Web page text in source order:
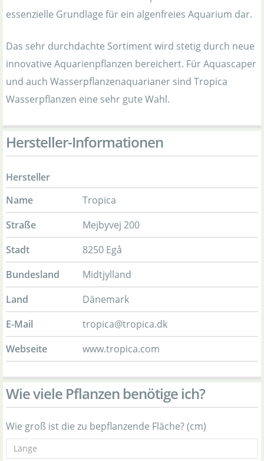
essenzielle Grundlage für ein algenfreies Aquarium dar.
Das sehr durchdachte Sortiment wird stetig durch neue
innovative Aquarienpflanzen bereichert. Für Aquascaper
und auch Wasserpflanzenaquarianer sind Tropica
Wasserpflanzen eine sehr gute Wahl.
Hersteller-Informationen
Hersteller
Name
Tropica
Straße
Mejbyvej 200
Stadt
8250 Egå
Bundesland
Midtjylland
Land
Dänemark
E-Mail
tropica@tropica.dk
Webseite
www.tropica.com
Wie viele Pflanzen benötige ich?
Wie groß ist die zu bepflanzende Fläche? (cm)